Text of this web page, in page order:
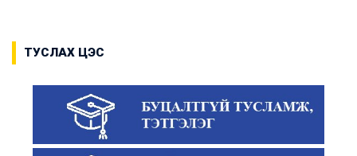
ТУСЛАХ ЦЭС